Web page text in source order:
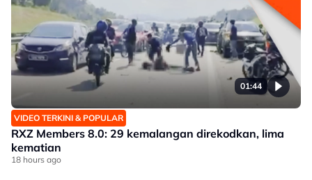
01:44
VIDEO TERKINI & POPULAR
RXZ Members 8.0: 29 kemalangan direkodkan, lima
kematian
18 hours ago